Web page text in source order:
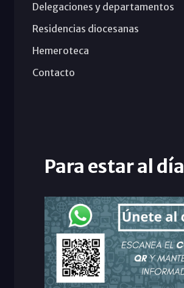
Delegaciones y departamentos
Residencias diocesanas
Hemeroteca
Contacto
Para estar al día